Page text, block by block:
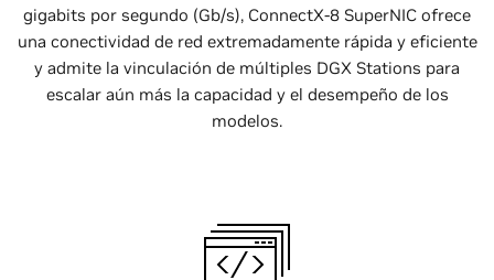
gigabits por segundo (Gb/s), ConnectX-8 SuperNIC ofrece
una conectividad de red extremadamente rápida y eficiente
y admite la vinculación de múltiples DGX Stations para
escalar aún más la capacidad y el desempeño de los
modelos.